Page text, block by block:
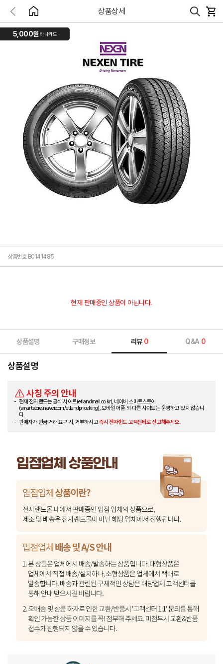
상품상세
5,000원 하나카드
상품번호 B0141485
현재 판매중인 상품이 아닙니다.
상품설명 구매정보 리뷰 0 Q&A 0
상품설명
사칭 주의 안내
현재 전자랜드는 공식 사이트(etlandmall.co.kr), 네이버 스마트스토어
(smartstore.naver.com/etlandpriceking), 모바일 어플 외 다른 사이트는 운영하고 있지 않습니
다.
판매자가 현금 거래 요구 시, 거부하시고즉시 전자랜드 고객센터로 신고해주세요.